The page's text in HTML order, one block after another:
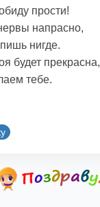
прости!
напрасно,
нигде.
будет прекрасна,
тебе.